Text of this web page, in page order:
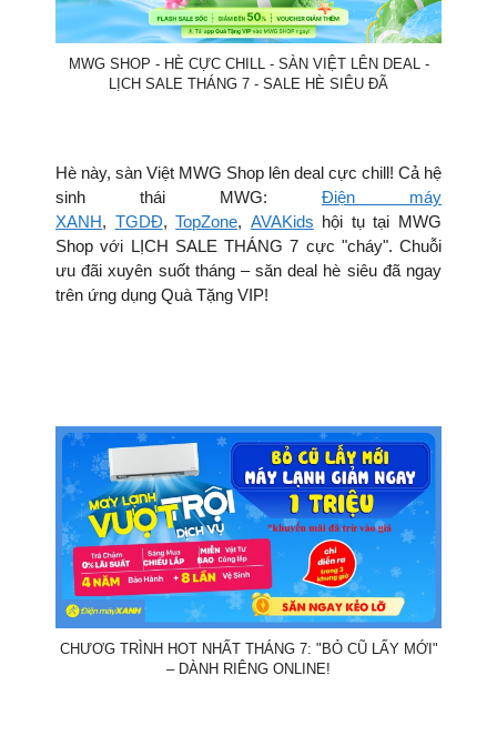
MWG SHOP - HÈ CỰC CHILL - SÀN VIỆT LÊN DEAL -
LỊCH SALE THÁNG 7 - SALE HÈ SIÊU ĐÃ
Hè này, sàn Việt MWG Shop lên deal cực chill! Cả hệ
sinh thái MWG: Điện máy
XANH, TGDĐ,TopZone, AVAKids hội tụ tại MWG
Shop với LỊCH SALE THÁNG 7 cực "cháy". Chuỗi
ưu đãi xuyên suốt tháng – săn deal hè siêu đã ngay
trên ứng dụng Quà Tặng VIP!
CHƯƠG TRÌNH HOT NHẤT THÁNG 7: "BỎ CŨ LẤY MỚI"
– DÀNH RIÊNG ONLINE!